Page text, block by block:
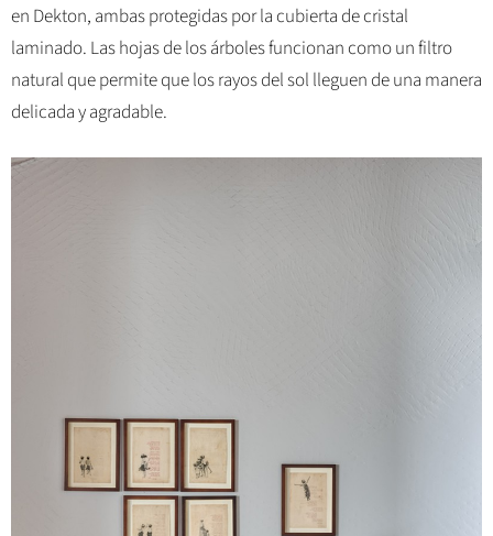
en Dekton, ambas protegidas por la cubierta de cristal
laminado. Las hojas de los árboles funcionan como un filtro
natural que permite que los rayos del sol lleguen de una manera
delicada y agradable.